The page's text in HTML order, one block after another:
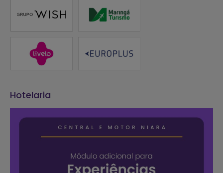
Hotelaria